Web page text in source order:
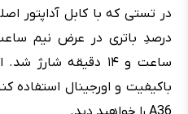
درصدِ باتری در عرض نیم
باکیفیت و اورجینال استفاده